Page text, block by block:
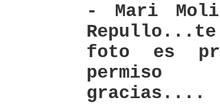
- Mari
foto es
permiso
gracias....